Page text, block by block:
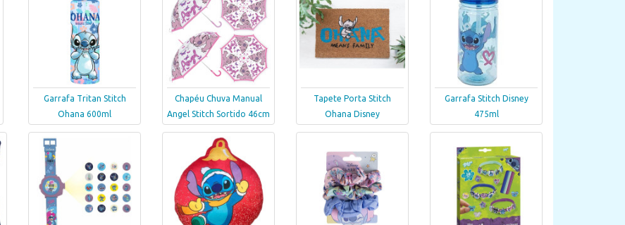
Garrafa Tritan Stitch
Ohana 600ml
Chapéu Chuva Manual
Angel Stitch Sortido 46cm
Tapete Porta Stitch
Ohana Disney
Garrafa Stitch Disney
475ml